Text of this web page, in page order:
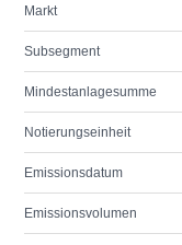
Markt
Subsegment
Mindestanlagesumme
Notierungseinheit
Emissionsdatum
Emissionsvolumen